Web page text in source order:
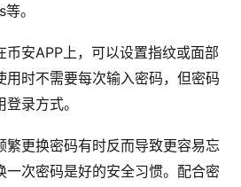
。
币安APP上，可以设置指纹或面部
用时不需要每次输入密码，但密码
录方式。
繁更换密码有时反而导致更容易忘
一次密码是好的安全习惯。配合密